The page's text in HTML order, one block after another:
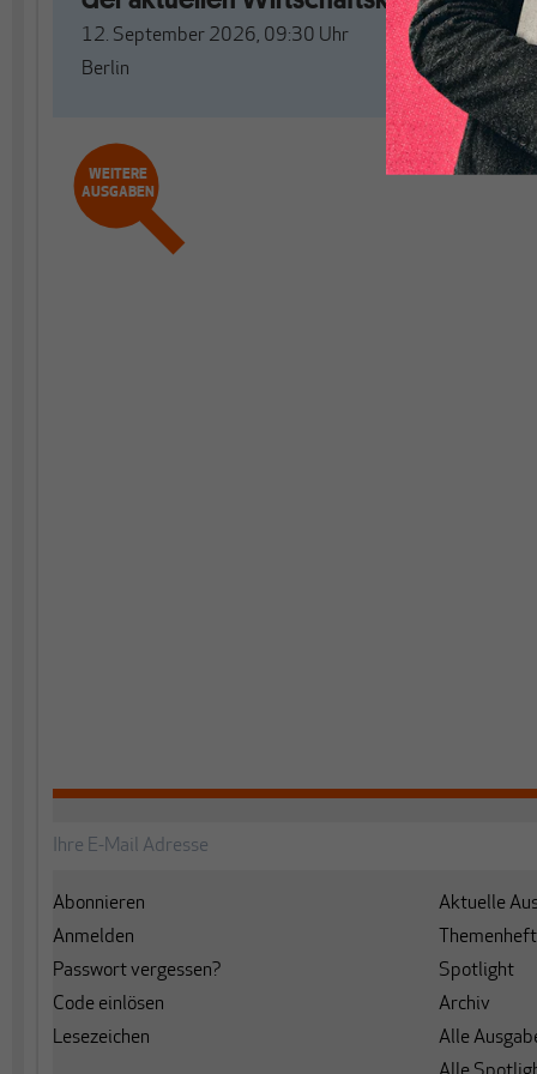
12. September 2026, 09:30 Uhr
Berlin
WEITERE
AUSGABEN
Abonnieren
Anmelden
Passwort vergessen?
Code einlösen
Lesezeichen
Aktuelle
Spotlight
Archiv
Alle